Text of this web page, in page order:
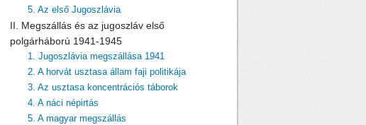
5. Az első Jugoszlávia
II. Megszállás és az jugoszláv első
polgárháború 1941-1945
1. Jugoszlávia megszállása 1941
2. A horvát usztasa állam faji politikája
3. Az usztasa koncentrációs táborok
4. A náci népirtás
5. A magyar megszállás